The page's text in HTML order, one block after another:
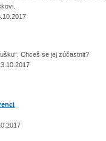
Chceš se jej zúčastnit?